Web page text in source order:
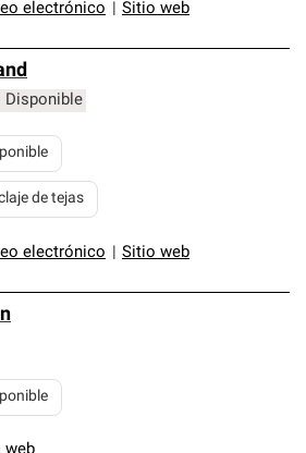
electrónico Sitio web
Disponible
electrónico Sitio web
de tejas